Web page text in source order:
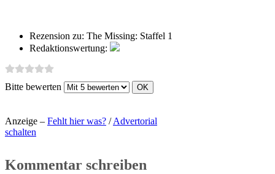
Rezension zu: The Missing: Staffel 1
Redaktionswertung:
Bitte bewerten
Anzeige – Fehlt hier was? /Advertorial
schalten
Kommentar schreiben